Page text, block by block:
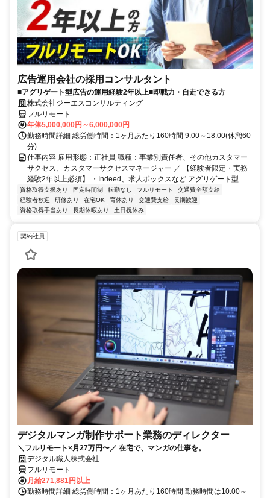
広告運用会社の採用コンサルタント
■アグリゲート型広告の運用経験2年以上■即戦力・自走できる方
株式会社ジーエスコンサルティング
フルリモート
年俸5,000,000円～6,000,000円
勤務時間詳細 総労働時間：1ヶ月あたり160時間 9:00～18:00(休憩60
分)
仕事内容 雇用形態：正社員 職種：事業別責任者、その他カスタマー
サクセス、カスタマーサクセスマネージャー ／ 【経験者限定・実務
経験2年以上必須】 ・Indeed、求人ボックスなど アグリゲート型...
資格取得支援あり 固定時間制 転勤なし フルリモート
交通費全額支給
経験者歓迎
研修あり 在宅OK 育休あり 交通費支給
長期歓迎
資格取得手当あり
長期休暇あり 土日祝休み
契約社員
デジタルマンガ制作サポート業務のディレクター
＼フルリモート×月27万円〜／ 在宅で、マンガの仕事を。
デジタル職人株式会社
フルリモート
月給271,881円以上
勤務時間詳細 総労働時間：1ヶ月あたり160時間 勤務時間は10:00～